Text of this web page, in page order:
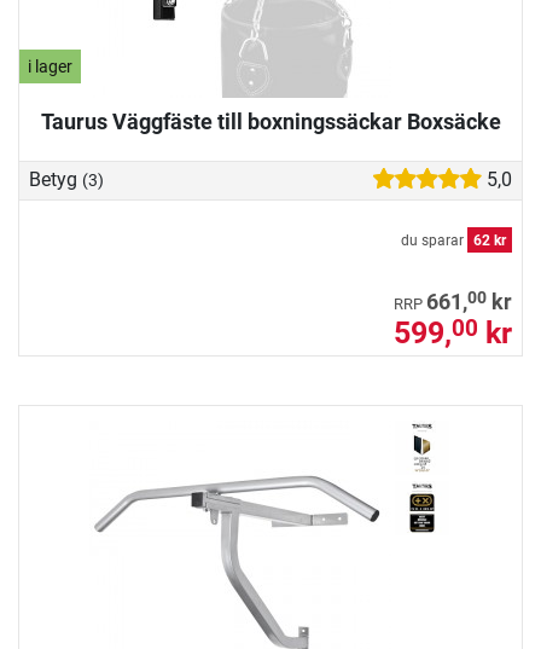
i lager
Taurus Väggfäste till boxningssäckar Boxsäcke
Betyg (3) 5,0
du sparar 62 kr
RRP 661,00 kr
599,00 kr